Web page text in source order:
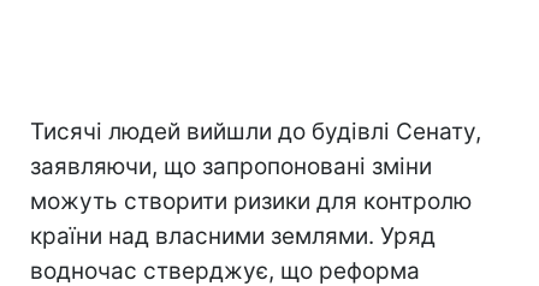
Тисячі людей вийшли до будівлі Сенату,
заявляючи, що запропоновані зміни
можуть створити ризики для контролю
країни над власними землями. Уряд
водночас стверджує, що реформа